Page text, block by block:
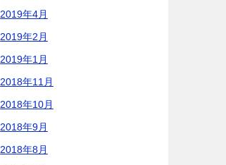
2019年4月
2019年2月
2019年1月
2018年11月
2018年10月
2018年9月
2018年8月